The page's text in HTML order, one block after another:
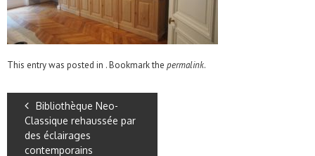
This entry was posted in . Bookmark the permalink.
Bibliothèque Neo-
Classique rehaussée par
des éclairages
contemporains